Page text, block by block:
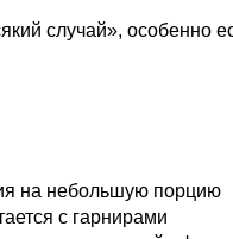
случай», особенно
на небольшую порцию
с гарнирами